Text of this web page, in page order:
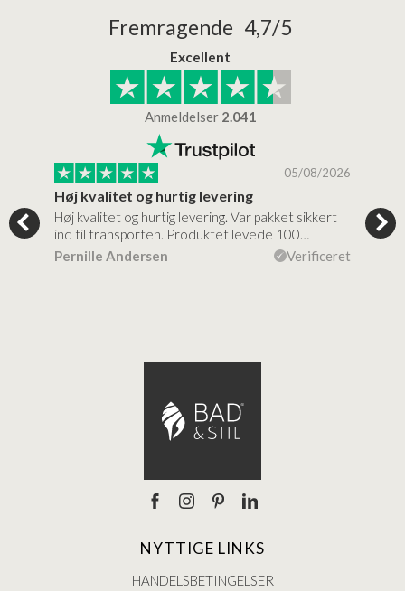
Fremragende 4,7/5
Excellent
Anmeldelser 2.041
05/08/2026
Høj kvalitet og hurtig levering
Høj kvalitet og hurtig levering. Var pakket sikkert
ind til transporten. Produktet levede 100…
Pernille Andersen
Verificeret
NYTTIGE LINKS
HANDELSBETINGELSER